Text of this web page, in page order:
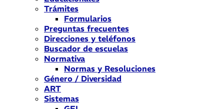
Trámites
Formularios
Preguntas frecuentes
Direcciones y teléfonos
Buscador de escuelas
Normativa
Normas y Resoluciones
Género / Diversidad
ART
Sistemas